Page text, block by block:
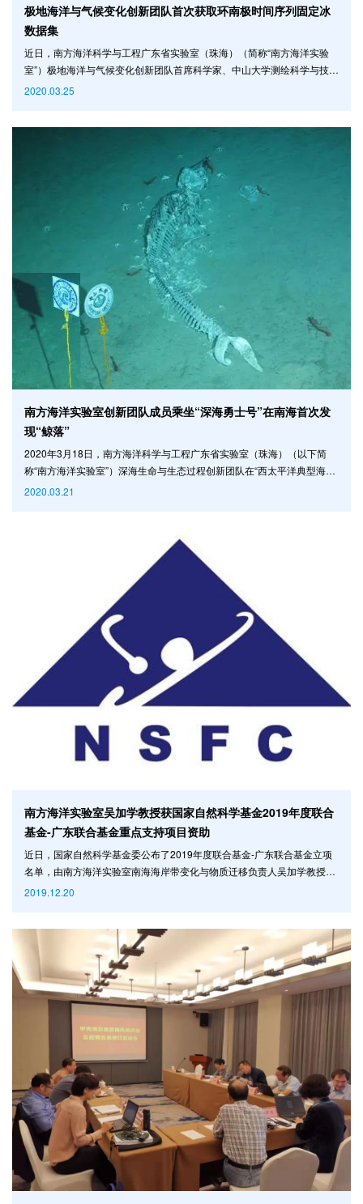
极地海洋与气候变化创新团队首次获取环南极时间序列固定冰
数据集
近日，南方海洋科学与工程广东省实验室（珠海）（简称“南方海洋实验
室”）极地海洋与气候变化创新团队首席科学家、中山大学测绘科学与技术
学院院长程晓教授作为通讯作者，在遥感领域国际期刊《环境遥感》上发
冰架前端或接地冰山等地物上的海冰，是南极海冰的重要
2020.03.25
南方海洋实验室创新团队成员乘坐“深海勇士号”在南海首次发
现“鲸落”
2020年3月18日，南方海洋科学与工程广东省实验室（珠海）（以下简
称“南方海洋实验室”）深海生命与生态过程创新团队在“西太平洋典型海山
生态系统的关键过程及驱动机制”项目的资助下，团队核心成员、中山大学
发现该类型的生态系统。 当鲸鱼在海洋中死去，它的尸体最终会沉入海
底，生物学家称这一过程为鲸落（Wha
2020.03.21
南方海洋实验室吴加学教授获国家自然科学基金2019年度联合
基金-广东联合基金重点支持项目资助
近日，国家自然科学基金委公布了2019年度联合基金-广东联合基金立项
名单，由南方海洋实验室南海海岸带变化与物质迁移负责人吴加学教授组
织申报的广东联合基金-重点支持项目“粤港澳大湾区典型物质源汇过程及
设立第三期联合基金，旨在发挥国家自然科学基金的导向作用，吸引和汇
聚全国优秀科学家，重点解决广东省及周边区域经济社会、科技战略
2019.12.20